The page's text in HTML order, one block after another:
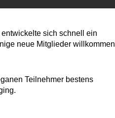
sich schnell ein
neue Mitglieder willkommen
Teilnehmer bestens